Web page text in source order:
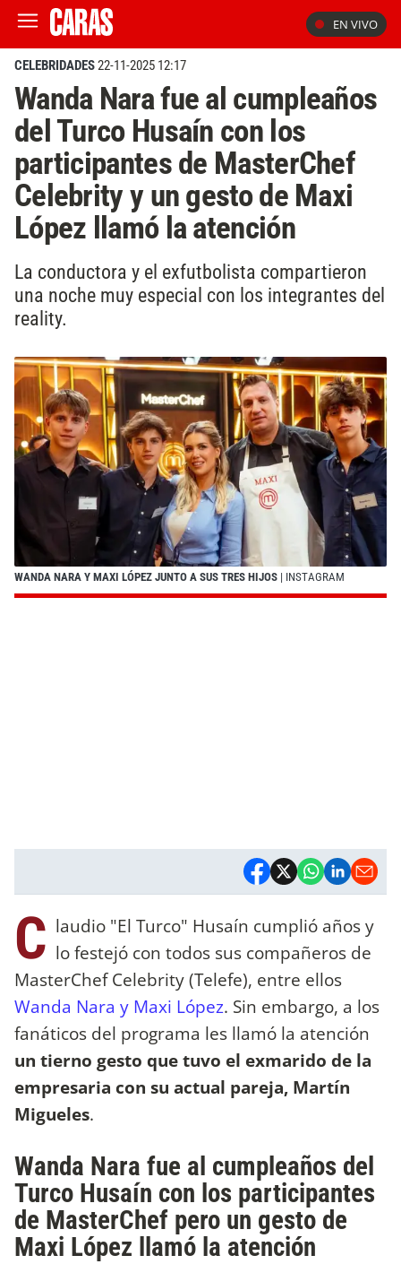
EN VIVO
CELEBRIDADES22-11-2025 12:17
Wanda Nara fue al cumpleaños
del Turco Husaín con los
participantes de MasterChef
Celebrity y un gesto de Maxi
López llamó la atención
La conductora y el exfutbolista compartieron
una noche muy especial con los integrantes del
reality.
WANDA NARA Y MAXI LÓPEZ JUNTO A SUS TRES HIJOS | INSTAGRAM
C laudio "El Turco" Husaín cumplió años y
lo festejó con todos sus compañeros de
MasterChef Celebrity (Telefe), entre ellos
Wanda Nara y Maxi López. Sin embargo, a los
fanáticos del programa les llamó la atención
un tierno gesto que tuvo el exmarido de la
empresaria con su actual pareja, Martín
Migueles.
Wanda Nara fue al cumpleaños del
Turco Husaín con los participantes
de MasterChef pero un gesto de
Maxi López llamó la atención